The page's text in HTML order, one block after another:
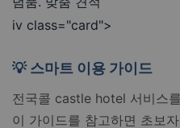
iv class="card">
💡 스마트 이용 가이드
전국콜 castle hotel 서비스
이 가이드를 참고하면 초보